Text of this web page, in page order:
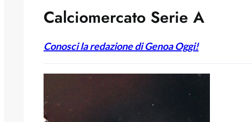
Calciomercato Serie A
Conosci la redazione di Genoa Oggi!